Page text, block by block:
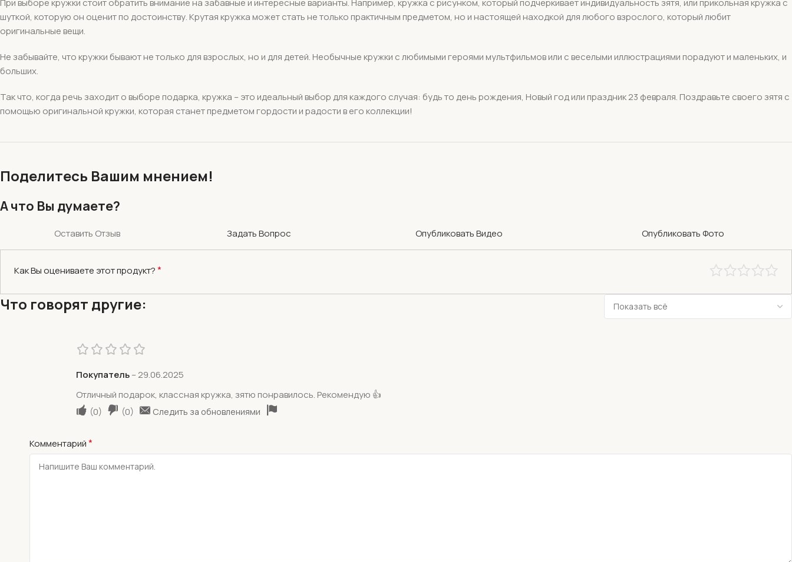
При выборе кружки стоит обратить внимание на забавные и интересные варианты. Например, кружка с рисунком, который подчеркивает индивидуальность зятя, или прикольная кружка с
шуткой, которую он оценит по достоинству. Крутая кружка может стать не только практичным предметом, но и настоящей находкой для любого взрослого, который любит
оригинальные вещи.
Не забывайте, что кружки бывают не только для взрослых, но и для детей. Необычные кружки с любимыми героями мультфильмов или с веселыми иллюстрациями порадуют и маленьких, и
больших.
Так что, когда речь заходит о выборе подарка, кружка – это идеальный выбор для каждого случая: будь то день рождения, Новый год или праздник 23 февраля. Поздравьте своего зятя с
помощью оригинальной кружки, которая станет предметом гордости и радости в его коллекции!
Поделитесь Вашим мнением!
А что Вы думаете?
Оставить Отзыв Задать Вопрос Опубликовать Видео Опубликовать Фото
Как Вы оцениваете этот продукт?*
Что говорят другие:
Покупатель–29.06.2025
Отличный подарок, классная кружка, зятю понравилось. Рекомендую 👍
(0) (0) Следить за обновлениями
Комментарий*